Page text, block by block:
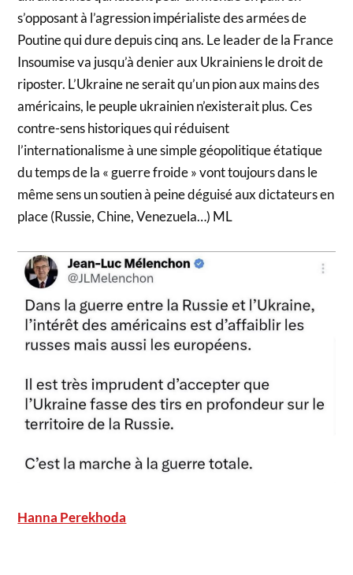
s’opposant à l’agression impérialiste des armées de
Poutine qui dure depuis cinq ans. Le leader de la France
Insoumise va jusqu’à denier aux Ukrainiens le droit de
riposter. L’Ukraine ne serait qu’un pion aux mains des
américains, le peuple ukrainien n’existerait plus. Ces
contre-sens historiques qui réduisent
l’internationalisme à une simple géopolitique étatique
du temps de la « guerre froide » vont toujours dans le
même sens un soutien à peine déguisé aux dictateurs en
place (Russie, Chine, Venezuela…) ML
Hanna Perekhoda